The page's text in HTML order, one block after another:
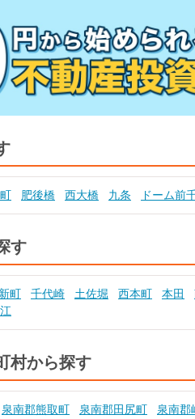
肥後橋 西大橋 九条 ドーム前
す
新町 千代崎 土佐堀 西本町 本田
村から探す
泉南郡熊取町 泉南郡田尻町 泉南郡